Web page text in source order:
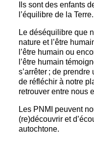
Ils sont des enfants
l’équilibre de la Terre.
Le déséquilibre que
nature et l’être
l’être humain ou
l’être humain
s’arrêter ; de
de réfléchir à notre
retrouver entre nous
Les PNMI peuvent
(re)découvrir et
autochtone.